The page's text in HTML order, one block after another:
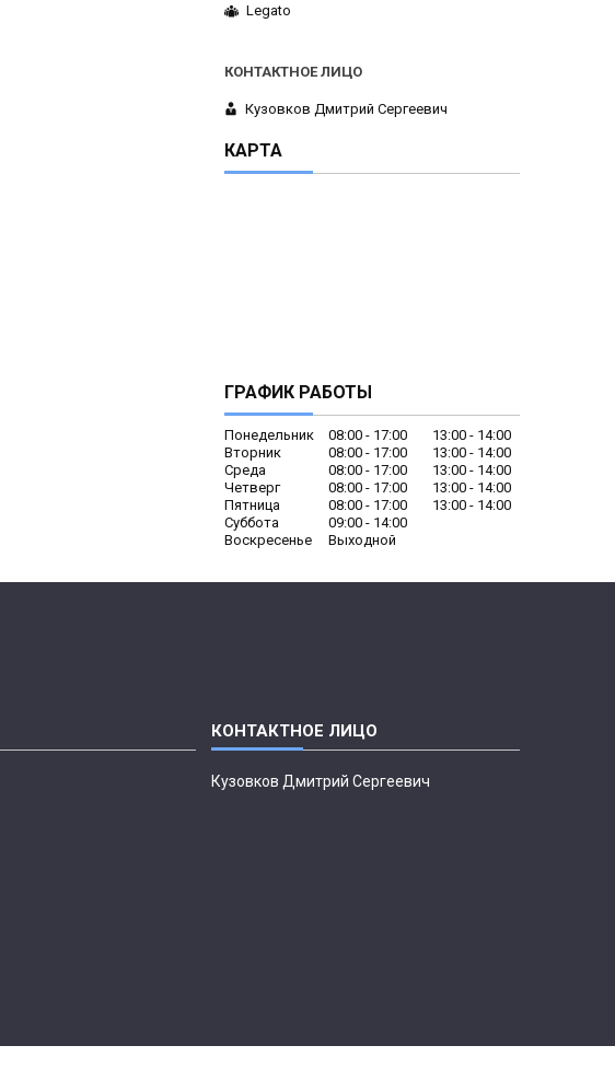
Legato
Кузовков Дмитрий Сергеевич
КАРТА
ГРАФИК РАБОТЫ
Понедельник 08:00 17:00 13:00
14:00
Вторник
08:00 17:00 13:00
14:00
Среда
08:00 17:00 13:00
14:00
Четверг
08:00 17:00 13:00
14:00
Пятница
08:00 17:00 13:00
14:00
Суббота
09:00
14:00
Воскресенье
Выходной
Кузовков Дмитрий Сергеевич